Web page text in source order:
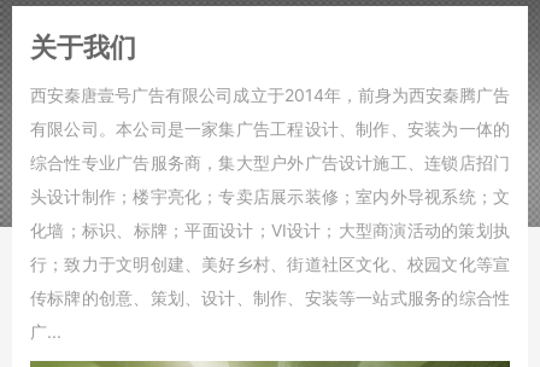
关于我们
西安秦唐壹号广告有限公司成立于2014年，前身为西安秦腾广告
有限公司。本公司是一家集广告工程设计、制作、安装为一体的
综合性专业广告服务商，集大型户外广告设计施工、连锁店招门
头设计制作；楼宇亮化；专卖店展示装修；室内外导视系统；文
化墙；标识、标牌；平面设计；VI设计；大型商演活动的策划执
行；致力于文明创建、美好乡村、街道社区文化、校园文化等宣
传标牌的创意、策划、设计、制作、安装等一站式服务的综合性
广...